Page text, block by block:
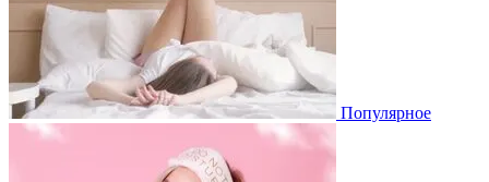
Популярное